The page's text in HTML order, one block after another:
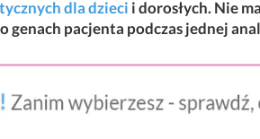
dla dzieci i dorosłych. Nie
pacjenta podczas jednej